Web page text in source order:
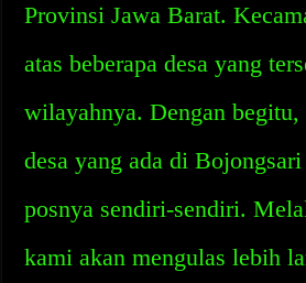
Provinsi Jawa Barat.
atas beberapa desa yang
wilayahnya. Dengan begitu,
desa yang ada di
posnya sendiri-sendiri.
kami akan mengulas lebih